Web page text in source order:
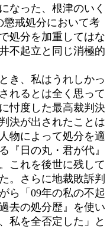
なった、根津のいく
懲戒処分において考
処分を加重してはな
不起立と同じ消極的
き、私はうれしかっ
れるとは全く思って
忖度した最高裁判決
決が出されたことは
物によって処分を適
『日の丸・君が代』
これを後世に残して
。さらに地裁敗訴判
ら「09年の私の不起
去の処分歴』を使い
私を全否定した」と